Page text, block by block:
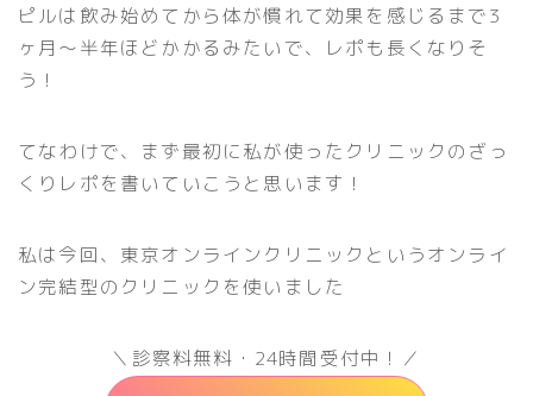
ピルは飲み始めてから体が慣れて効果を感じるまで3
ヶ月〜半年ほどかかるみたいで、レポも長くなりそ
う！
てなわけで、まず最初に私が使ったクリニックのざっ
くりレポを書いていこうと思います！
私は今回、東京オンラインクリニックというオンライ
ン完結型のクリニックを使いました
＼診察料無料・24時間受付中！／